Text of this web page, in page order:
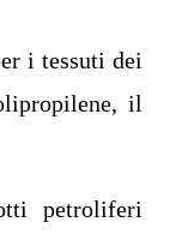
i tessuti dei
il
petroliferi